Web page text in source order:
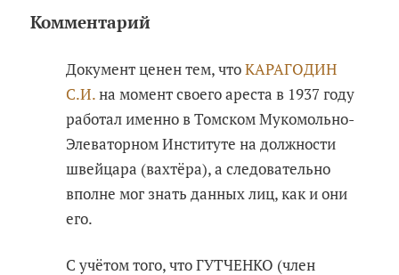
Комментарий
Документ ценен тем, чтоКАРАГОДИН
С.И.на момент своего ареста в 1937 году
работал именно в Томском Мукомольно-
Элеваторном Институте на должности
швейцара (вахтёра), а следовательно
вполне мог знать данных лиц, как и они
его.
С учётом того, что ГУТЧЕНКО (член